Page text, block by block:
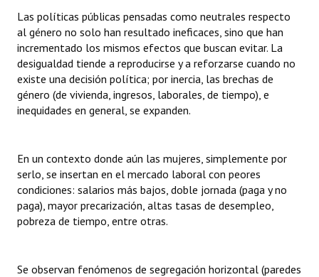
Las políticas públicas pensadas como neutrales respecto
al género no solo han resultado ineficaces, sino que han
incrementado los mismos efectos que buscan evitar. La
desigualdad tiende a reproducirse y a reforzarse cuando no
existe una decisión política; por inercia, las brechas de
género (de vivienda, ingresos, laborales, de tiempo), e
inequidades en general, se expanden.
En un contexto donde aún las mujeres, simplemente por
serlo, se insertan en el mercado laboral con peores
condiciones: salarios más bajos, doble jornada (paga y no
paga), mayor precarización, altas tasas de desempleo,
pobreza de tiempo, entre otras.
Se observan fenómenos de segregación horizontal (paredes